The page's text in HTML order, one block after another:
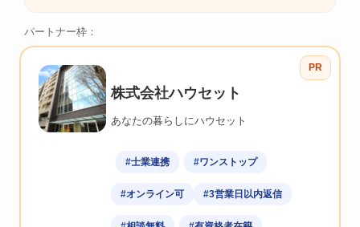
パートナー枠：
PR
株式会社ハウセット
あなたの暮らしにハウセット
#士業連携 #ワンストップ
#オンライン可 #3営業日以内返信